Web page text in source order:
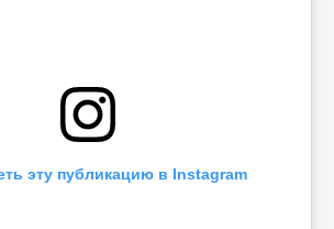
эту публикацию в Instagram